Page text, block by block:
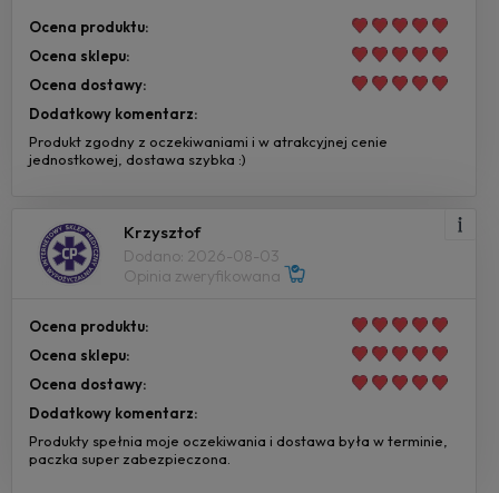
Ocena produktu:
Ocena sklepu:
Ocena dostawy:
Dodatkowy komentarz:
Produkt zgodny z oczekiwaniami i w atrakcyjnej cenie
jednostkowej, dostawa szybka :)
Krzysztof
Dodano: 2026-08-03
Opinia zweryfikowana
Ocena produktu:
Ocena sklepu:
Ocena dostawy:
Dodatkowy komentarz:
Produkty spełnia moje oczekiwania i dostawa była w terminie,
paczka super zabezpieczona.